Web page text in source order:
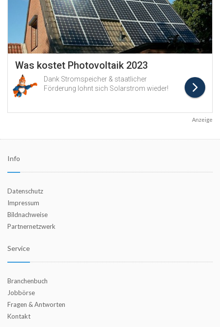
Anzeige
Info
Datenschutz
Impressum
Bildnachweise
Partnernetzwerk
Service
Branchenbuch
Jobbörse
Fragen & Antworten
Kontakt